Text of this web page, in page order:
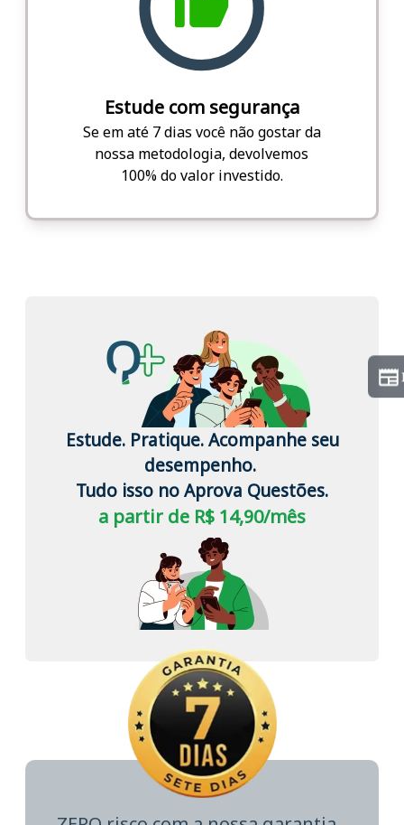
Estude com segurança
Se em até 7 dias você não gostar da
nossa metodologia, devolvemos
100% do valor investido.
Estude. Pratique. Acompanhe seu
desempenho.
Tudo isso no Aprova Questões.
a partir de R$ 14,90/mês